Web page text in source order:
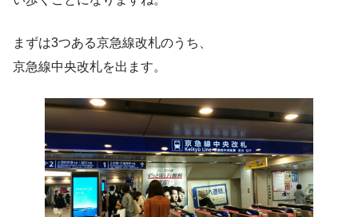
まずは3つある京急線改札のうち、
京急線中央改札を出ます。